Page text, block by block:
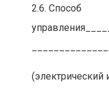
2.6. Способ
(электрический